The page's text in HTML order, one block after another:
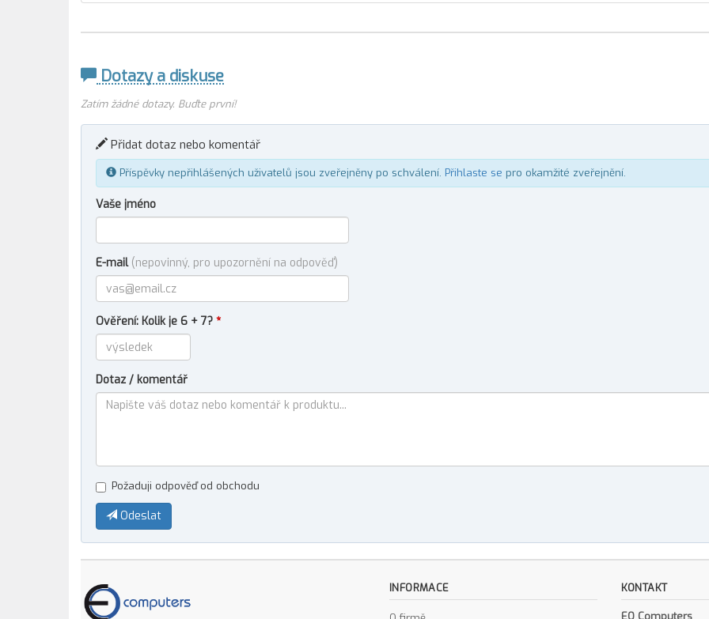
Dotazy a diskuse
Zatím žádné dotazy. Buďte první!
Přidat dotaz nebo komentář
Příspěvky nepřihlášených uživatelů jsou zveřejněny po schválení. Přihlaste se pro okamžité zveřejnění.
Vaše jméno
E-mail (nepovinný, pro upozornění na odpověď)
Ověření: Kolik je 6 + 7? *
Dotaz / komentář
Požaduji odpověď od obchodu
Odeslat
INFORMACE KONTAKT
EO Computers